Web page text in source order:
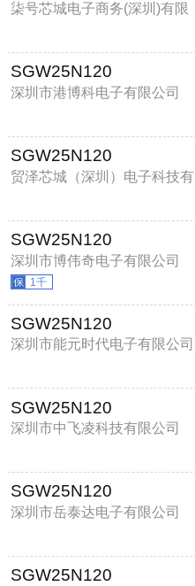
柒号芯城电子商务(深圳)有限
SGW25N120
深圳市港博科电子有限公司
SGW25N120
贸泽芯城（深圳）电子科技有
SGW25N120
深圳市博伟奇电子有限公司
1千
SGW25N120
深圳市能元时代电子有限公司
SGW25N120
深圳市中飞凌科技有限公司
SGW25N120
深圳市岳泰达电子有限公司
SGW25N120